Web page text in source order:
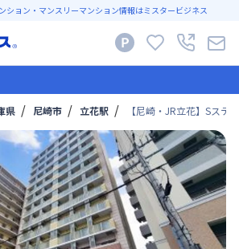
ション・マンスリーマンション情報はミスタービジネス
県 尼崎市 立花駅 【尼崎・JR立花】Sス